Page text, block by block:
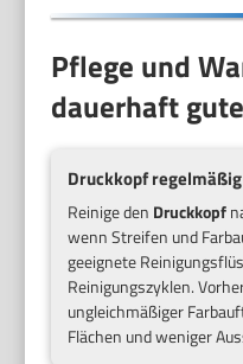
Pflege und
dauerhaft
Druckkopf
Reinige den Druckkopf
wenn Streifen und
geeignete
Reinigungszyklen.
ungleichmäßiger
Flächen und weniger